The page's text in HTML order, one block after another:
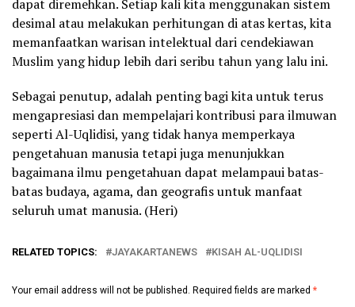
dapat diremehkan. Setiap kali kita menggunakan sistem
desimal atau melakukan perhitungan di atas kertas, kita
memanfaatkan warisan intelektual dari cendekiawan
Muslim yang hidup lebih dari seribu tahun yang lalu ini.
Sebagai penutup, adalah penting bagi kita untuk terus
mengapresiasi dan mempelajari kontribusi para ilmuwan
seperti Al-Uqlidisi, yang tidak hanya memperkaya
pengetahuan manusia tetapi juga menunjukkan
bagaimana ilmu pengetahuan dapat melampaui batas-
batas budaya, agama, dan geografis untuk manfaat
seluruh umat manusia. (Heri)
RELATED TOPICS: JAYAKARTANEWS KISAH AL-UQLIDISI
Your email address will not be published. Required fields are marked *